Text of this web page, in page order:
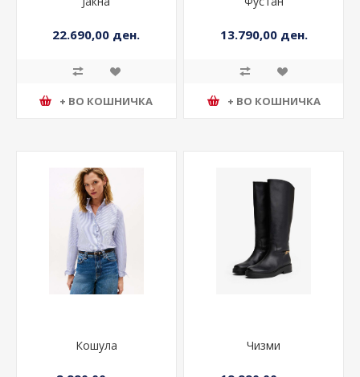
22.690,00 ден.
+ ВО КОШНИЧКА
13.790,00 ден.
+ ВО КОШНИЧКА
Кошула Чизми